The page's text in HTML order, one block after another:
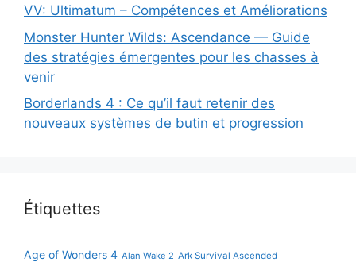
VV: Ultimatum – Compétences et Améliorations
Monster Hunter Wilds: Ascendance — Guide
des stratégies émergentes pour les chasses à
venir
Borderlands 4 : Ce qu’il faut retenir des
nouveaux systèmes de butin et progression
Étiquettes
Age of Wonders 4 Alan Wake 2 Ark Survival Ascended